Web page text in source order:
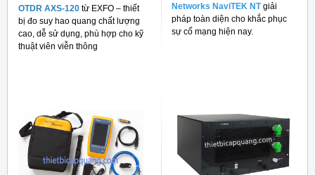
OTDR AXS-120 từ EXFO – thiết
bị đo suy hao quang chất lượng
cao, dễ sử dụng, phù hợp cho kỹ
thuật viên viễn thông
Networks NaviTEK NT giải
pháp toàn diện cho khắc phục
sự cố mạng hiện nay.